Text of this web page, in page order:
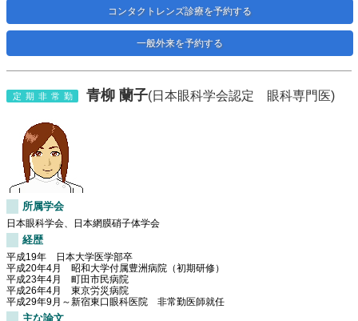
コンタクトレンズ診療を予約する
一般外来を予約する
定期非常勤 青柳 蘭子(日本眼科学会認定 眼科専門医)
所属学会
日本眼科学会、日本網膜硝子体学会
経歴
平成19年 日本大学医学部卒
平成20年4月 昭和大学付属豊洲病院（初期研修）
平成23年4月 町田市民病院
平成26年4月 東京労災病院
平成29年9月～新宿東口眼科医院 非常勤医師就任
主な論文